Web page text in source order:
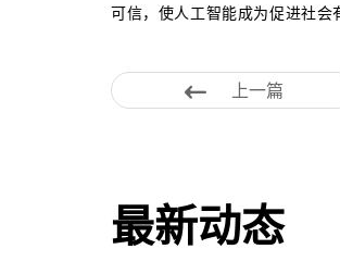
可信，使人工智能成为促进社会
上一篇
最新动态